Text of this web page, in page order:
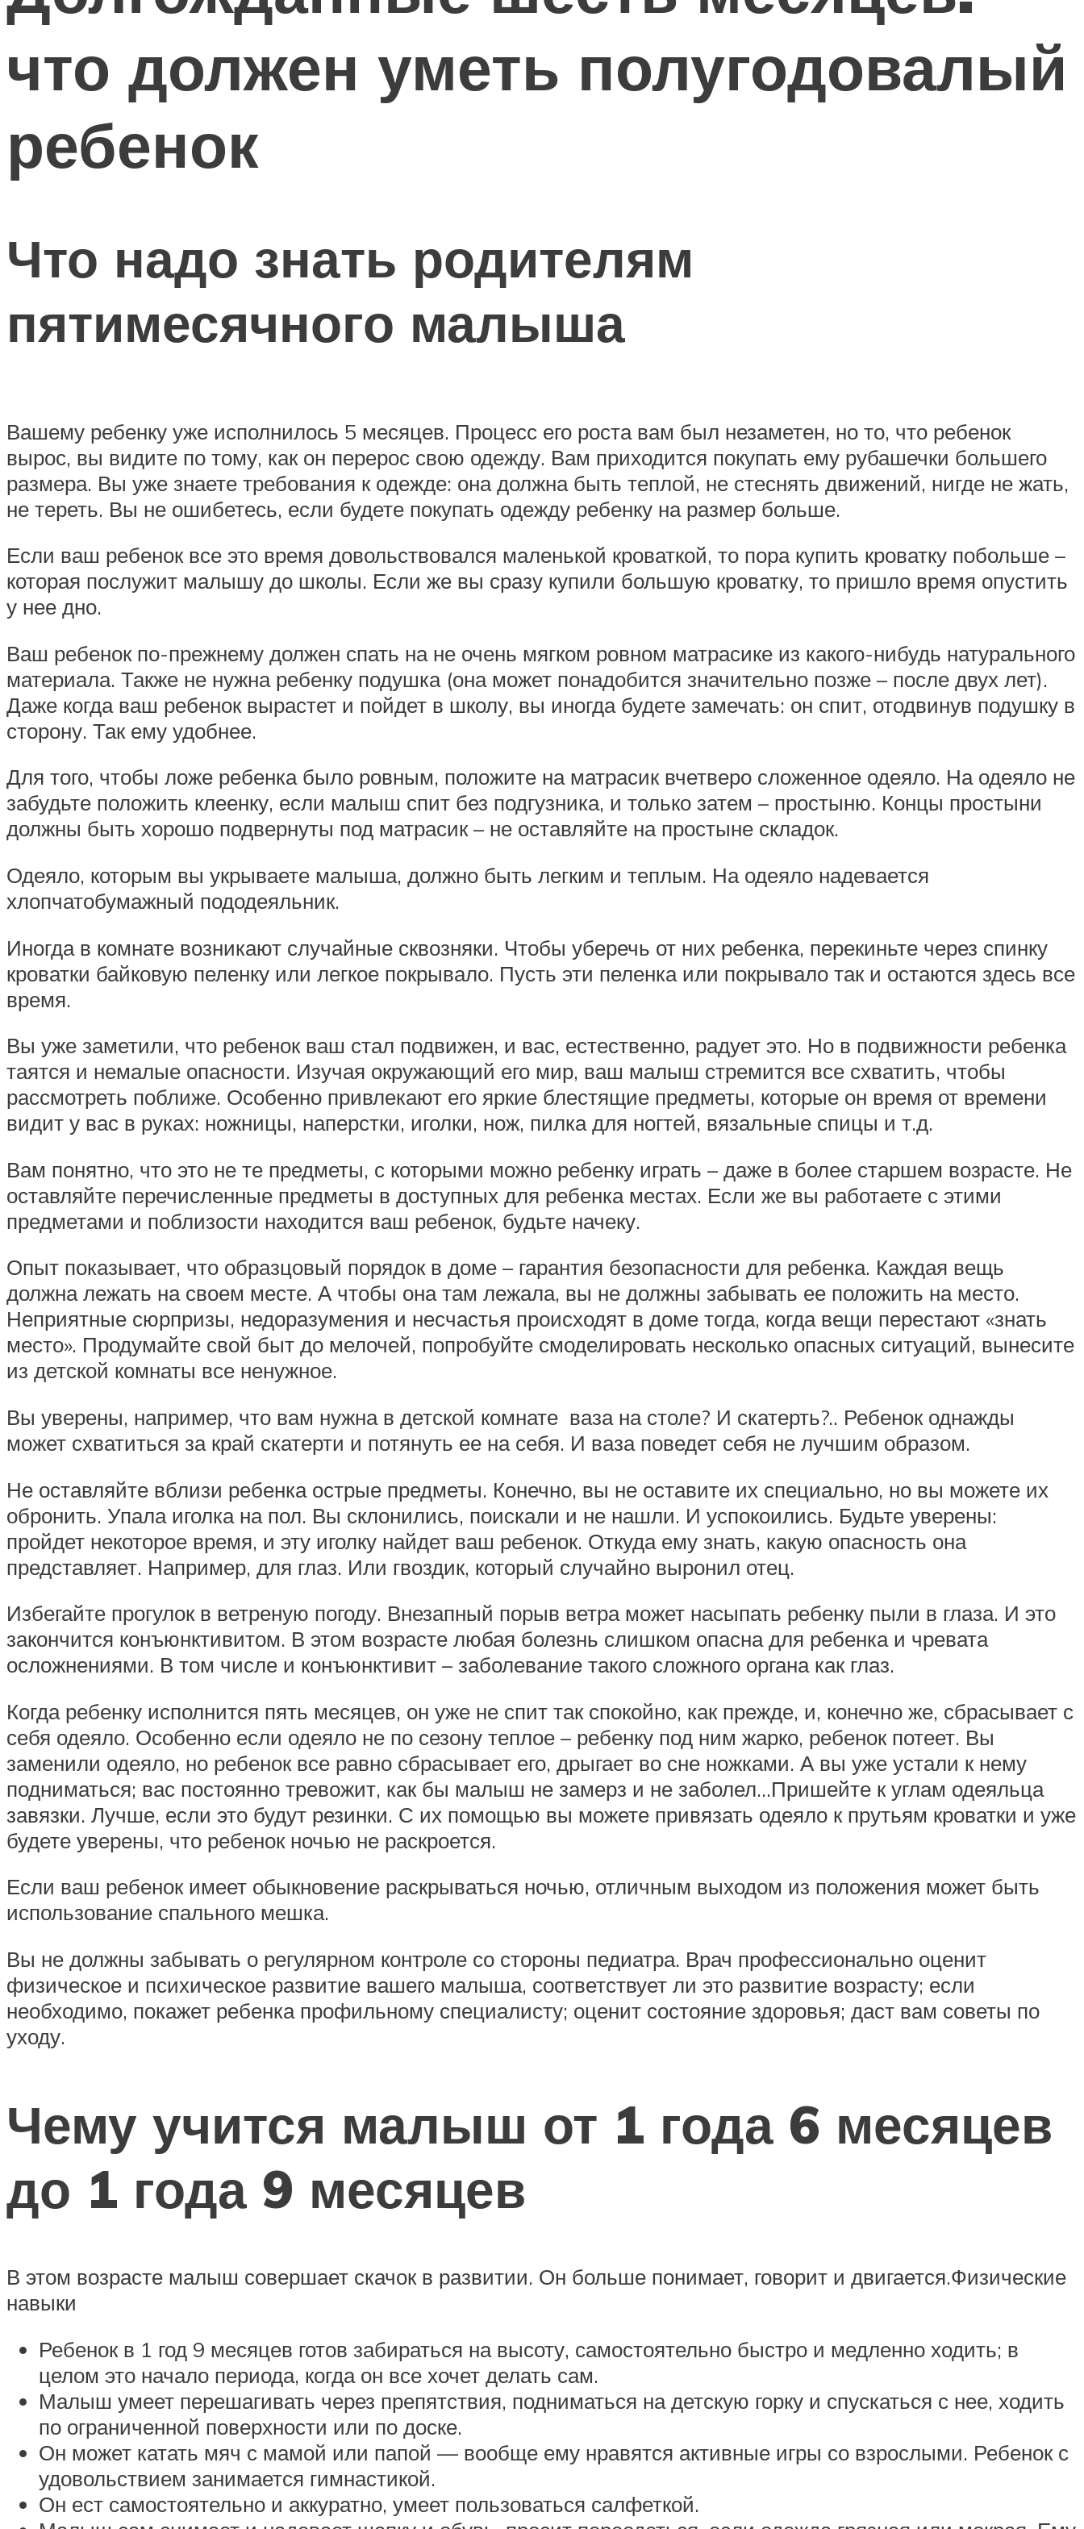
что должен уметь полугодовалый
ребенок
Что надо знать родителям
пятимесячного малыша
Вашему ребенку уже исполнилось 5 месяцев. Процесс его роста вам был незаметен, но то, что ребенок
вырос, вы видите по тому, как он перерос свою одежду. Вам приходится покупать ему рубашечки большего
размера. Вы уже знаете требования к одежде: она должна быть теплой, не стеснять движений, нигде не жать,
не тереть. Вы не ошибетесь, если будете покупать одежду ребенку на размер больше.
Если ваш ребенок все это время довольствовался маленькой кроваткой, то пора купить кроватку побольше –
которая послужит малышу до школы. Если же вы сразу купили большую кроватку, то пришло время опустить
у нее дно.
Ваш ребенок по-прежнему должен спать на не очень мягком ровном матрасике из какого-нибудь натурального
материала. Также не нужна ребенку подушка (она может понадобится значительно позже – после двух лет).
Даже когда ваш ребенок вырастет и пойдет в школу, вы иногда будете замечать: он спит, отодвинув подушку в
сторону. Так ему удобнее.
Для того, чтобы ложе ребенка было ровным, положите на матрасик вчетверо сложенное одеяло. На одеяло не
забудьте положить клеенку, если малыш спит без подгузника, и только затем – простыню. Концы простыни
должны быть хорошо подвернуты под матрасик – не оставляйте на простыне складок.
Одеяло, которым вы укрываете малыша, должно быть легким и теплым. На одеяло надевается
хлопчатобумажный пододеяльник.
Иногда в комнате возникают случайные сквозняки. Чтобы уберечь от них ребенка, перекиньте через спинку
кроватки байковую пеленку или легкое покрывало. Пусть эти пеленка или покрывало так и остаются здесь все
время.
Вы уже заметили, что ребенок ваш стал подвижен, и вас, естественно, радует это. Но в подвижности ребенка
таятся и немалые опасности. Изучая окружающий его мир, ваш малыш стремится все схватить, чтобы
рассмотреть поближе. Особенно привлекают его яркие блестящие предметы, которые он время от времени
видит у вас в руках: ножницы, наперстки, иголки, нож, пилка для ногтей, вязальные спицы и т.д.
Вам понятно, что это не те предметы, с которыми можно ребенку играть – даже в более старшем возрасте. Не
оставляйте перечисленные предметы в доступных для ребенка местах. Если же вы работаете с этими
предметами и поблизости находится ваш ребенок, будьте начеку.
Опыт показывает, что образцовый порядок в доме – гарантия безопасности для ребенка. Каждая вещь
должна лежать на своем месте. А чтобы она там лежала, вы не должны забывать ее положить на место.
Неприятные сюрпризы, недоразумения и несчастья происходят в доме тогда, когда вещи перестают «знать
место». Продумайте свой быт до мелочей, попробуйте смоделировать несколько опасных ситуаций, вынесите
из детской комнаты все ненужное.
Вы уверены, например, что вам нужна в детской комнате ваза на столе? И скатерть?.. Ребенок однажды
может схватиться за край скатерти и потянуть ее на себя. И ваза поведет себя не лучшим образом.
Не оставляйте вблизи ребенка острые предметы. Конечно, вы не оставите их специально, но вы можете их
обронить. Упала иголка на пол. Вы склонились, поискали и не нашли. И успокоились. Будьте уверены:
пройдет некоторое время, и эту иголку найдет ваш ребенок. Откуда ему знать, какую опасность она
представляет. Например, для глаз. Или гвоздик, который случайно выронил отец.
Избегайте прогулок в ветреную погоду. Внезапный порыв ветра может насыпать ребенку пыли в глаза. И это
закончится конъюнктивитом. В этом возрасте любая болезнь слишком опасна для ребенка и чревата
осложнениями. В том числе и конъюнктивит – заболевание такого сложного органа как глаз.
Когда ребенку исполнится пять месяцев, он уже не спит так спокойно, как прежде, и, конечно же, сбрасывает с
себя одеяло. Особенно если одеяло не по сезону теплое – ребенку под ним жарко, ребенок потеет. Вы
заменили одеяло, но ребенок все равно сбрасывает его, дрыгает во сне ножками. А вы уже устали к нему
подниматься; вас постоянно тревожит, как бы малыш не замерз и не заболел…Пришейте к углам одеяльца
завязки. Лучше, если это будут резинки. С их помощью вы можете привязать одеяло к прутьям кроватки и уже
будете уверены, что ребенок ночью не раскроется.
Если ваш ребенок имеет обыкновение раскрываться ночью, отличным выходом из положения может быть
использование спального мешка.
Вы не должны забывать о регулярном контроле со стороны педиатра. Врач профессионально оценит
физическое и психическое развитие вашего малыша, соответствует ли это развитие возрасту; если
необходимо, покажет ребенка профильному специалисту; оценит состояние здоровья; даст вам советы по
уходу.
Чему учится малыш от 1 года 6 месяцев
до 1 года 9 месяцев
В этом возрасте малыш совершает скачок в развитии. Он больше понимает, говорит и двигается.Физические
навыки
Ребенок в 1 год 9 месяцев готов забираться на высоту, самостоятельно быстро и медленно ходить; в
целом это начало периода, когда он все хочет делать сам.
Малыш умеет перешагивать через препятствия, подниматься на детскую горку и спускаться с нее, ходить
по ограниченной поверхности или по доске.
Он может катать мяч с мамой или папой — вообще ему нравятся активные игры со взрослыми. Ребенок с
удовольствием занимается гимнастикой.
Он ест самостоятельно и аккуратно, умеет пользоваться салфеткой.